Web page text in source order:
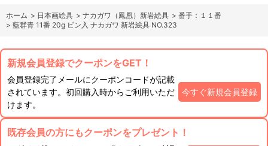
ホーム > 日本画絵具 > ナカガワ（鳳凰）新岩絵具 > 番手：１１番
> 藍群青 11番 20g ビン入 ナカガワ 新岩絵具 NO.323
新規会員登録でクーポンをGET！
会員登録完了メールにクーポンコードが記載
されています。初回購入時からご利用いただ
けます。
今すぐ新規会員登録
既存会員の方にもクーポンをプレゼント！